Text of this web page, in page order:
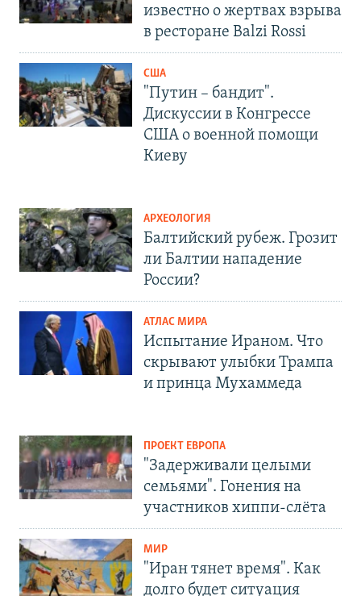
известно о жертвах взрыва
в ресторане Balzi Rossi
США
"Путин – бандит".
Дискуссии в Конгрессе
США о военной помощи
Киеву
АРХЕОЛОГИЯ
Балтийский рубеж. Грозит
ли Балтии нападение
России?
АТЛАС МИРА
Испытание Ираном. Что
скрывают улыбки Трампа
и принца Мухаммеда
ПРОЕКТ ЕВРОПА
"Задерживали целыми
семьями". Гонения на
участников хиппи-слёта
МИР
"Иран тянет время". Как
долго будет ситуация